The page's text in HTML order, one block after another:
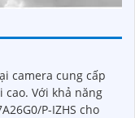
camera cung cấp
năng
P-IZHS cho